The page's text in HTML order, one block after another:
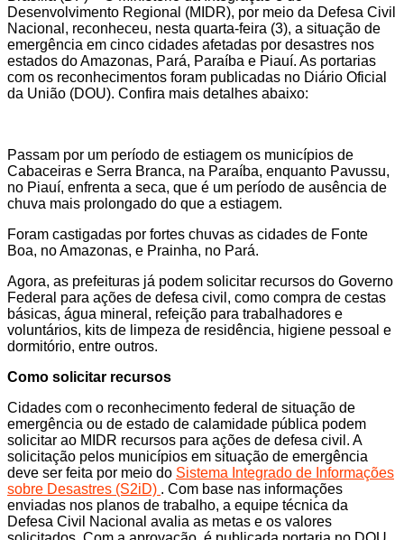
Desenvolvimento Regional (MIDR), por meio da Defesa Civil
Nacional, reconheceu, nesta quarta-feira (3), a situação de
emergência em cinco cidades afetadas por desastres nos
estados do Amazonas, Pará, Paraíba e Piauí. As portarias
com os reconhecimentos foram publicadas no Diário Oficial
da União (DOU). Confira mais detalhes abaixo:
Passam por um período de estiagem os municípios de
Cabaceiras e Serra Branca, na Paraíba, enquanto Pavussu,
no Piauí, enfrenta a seca, que é um período de ausência de
chuva mais prolongado do que a estiagem.
Foram castigadas por fortes chuvas as cidades de Fonte
Boa, no Amazonas, e Prainha, no Pará.
Agora, as prefeituras já podem solicitar recursos do Governo
Federal para ações de defesa civil, como compra de cestas
básicas, água mineral, refeição para trabalhadores e
voluntários, kits de limpeza de residência, higiene pessoal e
dormitório, entre outros.
Como solicitar recursos
Cidades com o reconhecimento federal de situação de
emergência ou de estado de calamidade pública podem
solicitar ao MIDR recursos para ações de defesa civil. A
solicitação pelos municípios em situação de emergência
deve ser feita por meio do Sistema Integrado de Informações
sobre Desastres (S2iD) . Com base nas informações
enviadas nos planos de trabalho, a equipe técnica da
Defesa Civil Nacional avalia as metas e os valores